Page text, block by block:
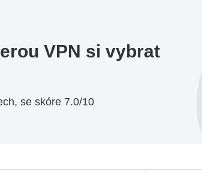
VPN si vybrat
se skóre 7.0/10